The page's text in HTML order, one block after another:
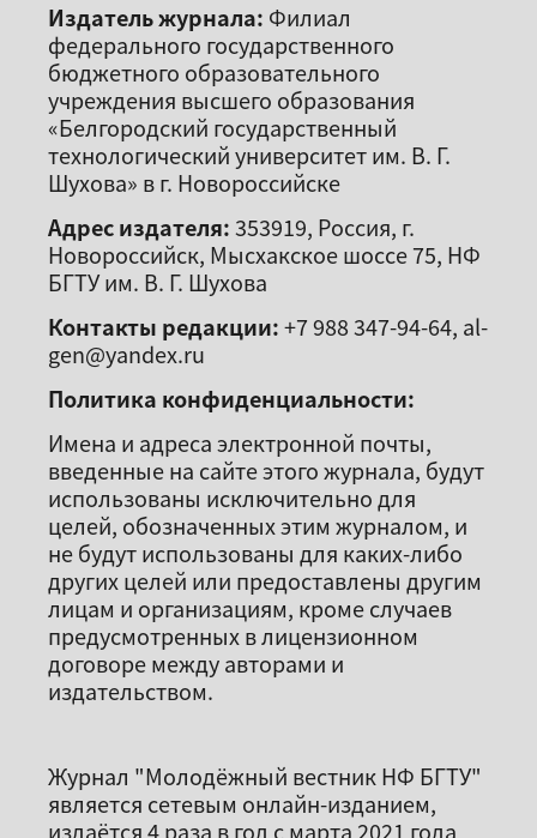
Издатель журнала: Филиал
федерального государственного
бюджетного образовательного
учреждения высшего образования
«Белгородский государственный
технологический университет им. В. Г.
Шухова» в г. Новороссийске
Адрес издателя:353919, Россия, г.
Новороссийск, Мысхакское шоссе 75, НФ
БГТУ им. В. Г. Шухова
Контакты редакции:+7 988 347-94-64, al-
gen@yandex.ru
Политика конфиденциальности:
Имена и адреса электронной почты,
введенные на сайте этого журнала, будут
использованы исключительно для
целей, обозначенных этим журналом, и
не будут использованы для каких-либо
других целей или предоставлены другим
лицам и организациям, кроме случаев
предусмотренных в лицензионном
договоре между авторами и
издательством.
Журнал "Молодёжный вестник НФ БГТУ"
является сетевым онлайн-изданием,
издаётся 4 раза в год с марта 2021 года